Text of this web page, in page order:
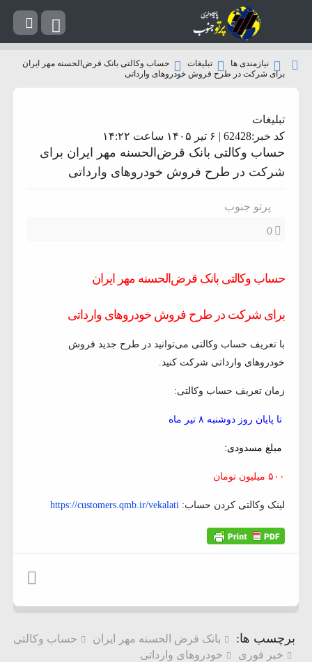
نیازمندی ها تبلیغات
حساب وکالتی بانک قرض‌الحسنه مهر ایران
برای شرکت در طرح فروش خودروهای وارداتی
تبلیغات
کد خبر:62428 | ۶ تیر ۱۴۰۵ ساعت ۱۴:۲۲
حساب وکالتی بانک قرض‌الحسنه مهر ایران برای
شرکت در طرح فروش خودروهای وارداتی
پرتو جنوب
0
حساب وکالتی بانک قرض‌الحسنه مهر ایران
برای شرکت در طرح فروش خودروهای وارداتی
با تعریف حساب وکالتی می‌توانید در طرح جدید فروش
خودروهای وارداتی شرکت کنید.
زمان تعریف حساب وکالتی:
تا پایان روز دوشنبه ۸ تیر ماه
مبلغ مسدودی:
۵۰۰ میلیون تومان
لینک وکالتی کردن حساب: https://customers.qmb.ir/vekalati
برچسب ها: بانک قرض الحسنه مهر ایران
حساب وکالتی
خبر فوری
خودروهای وارداتی